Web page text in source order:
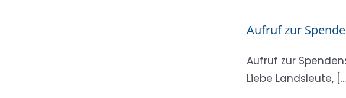
Aufruf zur
Aufruf zur
Liebe Landsleute, [...]